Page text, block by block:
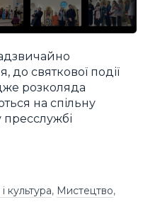
святкової події
розколяда
на спільну
культура, Мистецтво,